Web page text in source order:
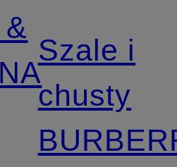
Szale i
chusty